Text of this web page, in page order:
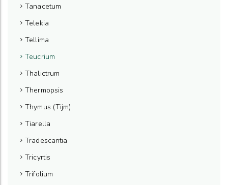
Tanacetum
Telekia
Tellima
Teucrium
Thalictrum
Thermopsis
Thymus (Tijm)
Tiarella
Tradescantia
Tricyrtis
Trifolium